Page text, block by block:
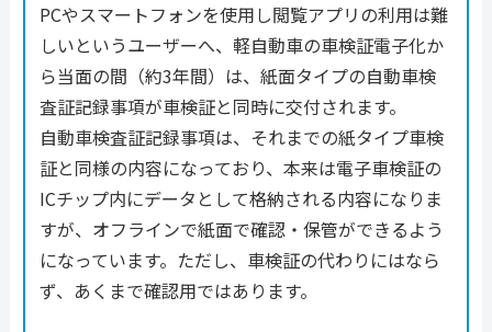
PCやスマートフォンを使用し閲覧アプリの利用は難
しいというユーザーへ、軽自動車の車検証電子化か
ら当面の間（約3年間）は、紙面タイプの自動車検
査証記録事項が車検証と同時に交付されます。
自動車検査証記録事項は、それまでの紙タイプ車検
証と同様の内容になっており、本来は電子車検証の
ICチップ内にデータとして格納される内容になりま
すが、オフラインで紙面で確認・保管ができるよう
になっています。ただし、車検証の代わりにはなら
ず、あくまで確認用ではあります。